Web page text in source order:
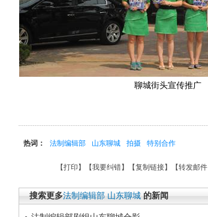
聊城街头宣传推广
热词： 法制编辑部 山东聊城 拍摄 特别合作
【打印 】【我要纠错】【复制链接】【转发邮件
搜索更多法制编辑部 山东聊城 的新闻